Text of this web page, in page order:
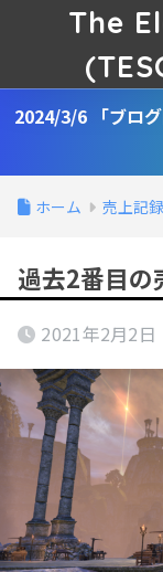
The
2024/3/6 「ブロ
ホーム 売上記録
過去2番目の
2021年2月2日